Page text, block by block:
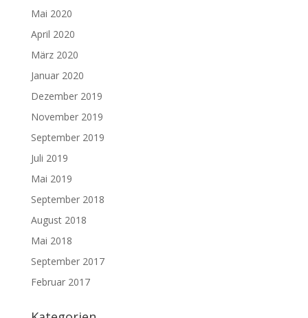
Mai 2020
April 2020
März 2020
Januar 2020
Dezember 2019
November 2019
September 2019
Juli 2019
Mai 2019
September 2018
August 2018
Mai 2018
September 2017
Februar 2017